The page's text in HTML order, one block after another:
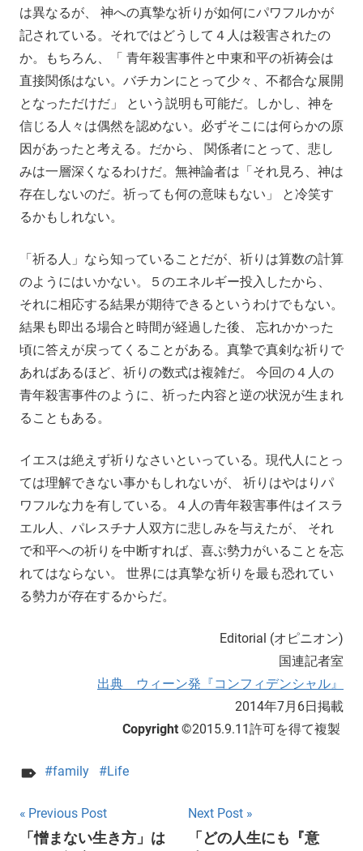
は異なるが、 神への真摯な祈りが如何にパワフルかが
記されている。それではどうして４人は殺害されたの
か。もちろん、「 青年殺害事件と中東和平の祈祷会は
直接関係はない。バチカンにとって少々、不都合な展開
となっただけだ」 という説明も可能だ。しかし、神を
信じる人々は偶然を認めない。必ずそこには何らかの原
因があったと考える。だから、 関係者にとって、悲し
みは一層深くなるわけだ。無神論者は「それ見ろ、神は
存在しないのだ。祈っても何の意味もない」 と冷笑す
るかもしれない。
「祈る人」なら知っていることだが、祈りは算数の計算
のようにはいかない。５のエネルギー投入したから、
それに相応する結果が期待できるというわけでもない。
結果も即出る場合と時間が経過した後、 忘れかかった
頃に答えが戻ってくることがある。真摯で真剣な祈りで
あればあるほど、祈りの数式は複雑だ。 今回の４人の
青年殺害事件のように、祈った内容と逆の状況が生まれ
ることもある。
イエスは絶えず祈りなさいといっている。現代人にとっ
ては理解できない事かもしれないが、 祈りはやはりパ
ワフルな力を有している。４人の青年殺害事件はイスラ
エル人、パレスチナ人双方に悲しみを与えたが、 それ
で和平への祈りを中断すれば、喜ぶ勢力がいることを忘
れてはならない。 世界には真摯な祈りを最も恐れてい
る勢力が存在するからだ。
Editorial (オピニオン)
国連記者室
出典 ウィーン発『コンフィデンシャル』
2014年7月6日掲載
Copyright ©2015.9.11許可を得て複製
family Life
Post
Previous Post
「憎まない生き方」は
Next Post
「どの人生にも『意